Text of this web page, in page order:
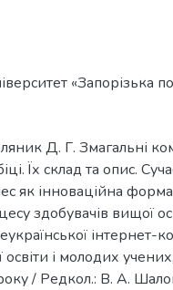
«Запорізька
Д. Г. Змагальні
Їх склад та опис.
як інноваційна форма
здобувачів вищої
інтернет-
освіти і молодих
/ Редкол.: В. А.